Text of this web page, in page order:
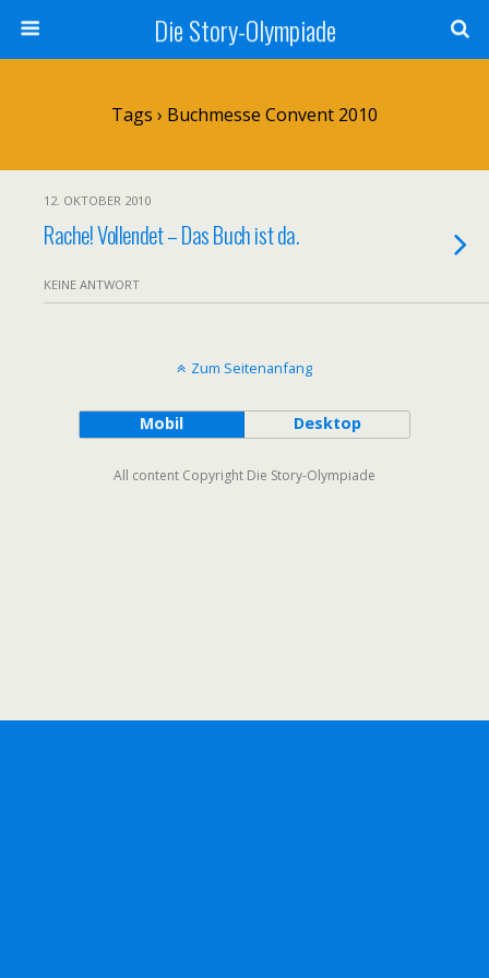
Die Story-Olympiade
Tags › Buchmesse Convent 2010
12. OKTOBER 2010
Rache! Vollendet – Das Buch ist da.
KEINE ANTWORT
Zum Seitenanfang
Mobil Desktop
All content Copyright Die Story-Olympiade